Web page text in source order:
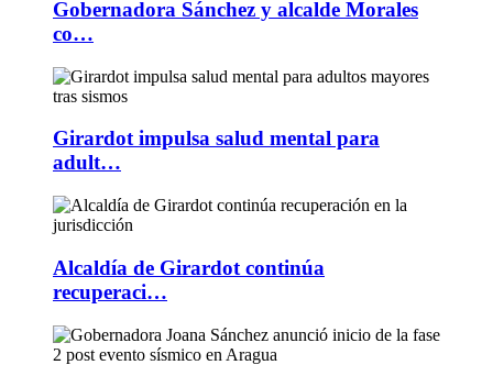
Gobernadora Sánchez y alcalde Morales
co…
Girardot impulsa salud mental para
adult…
Alcaldía de Girardot continúa
recuperaci…